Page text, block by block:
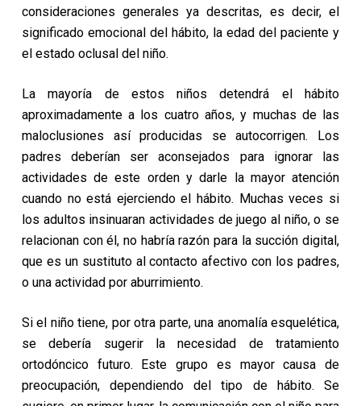
consideraciones generales ya descritas, es decir, el
significado emocional del hábito, la edad del paciente y
el estado oclusal del niño.
La mayoría de estos niños detendrá el hábito
aproximadamente a los cuatro años, y muchas de las
maloclusiones así producidas se autocorrigen. Los
padres deberían ser aconsejados para ignorar las
actividades de este orden y darle la mayor atención
cuando no está ejerciendo el hábito. Muchas veces si
los adultos insinuaran actividades de juego al niño, o se
relacionan con él, no habría razón para la succión digital,
que es un sustituto al contacto afectivo con los padres,
o una actividad por aburrimiento.
Si el niño tiene, por otra parte, una anomalía esquelética,
se debería sugerir la necesidad de tratamiento
ortodóncico futuro. Este grupo es mayor causa de
preocupación, dependiendo del tipo de hábito. Se